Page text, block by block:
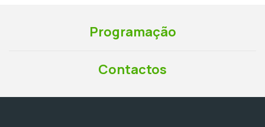
Programação
Contactos